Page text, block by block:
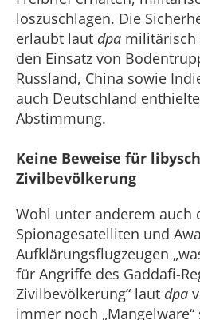
loszuschlagen. Die
erlaubt laut dpa militärisch
den Einsatz von
Russland, China sowie
auch Deutschland
Abstimmung.
Keine Beweise für
Zivilbevölkerung
Wohl unter anderem auch
Spionagesatelliten und
Aufklärungsflugzeugen
für Angriffe des Gaddafi-
Zivilbevölkerung“ laut dpa
immer noch